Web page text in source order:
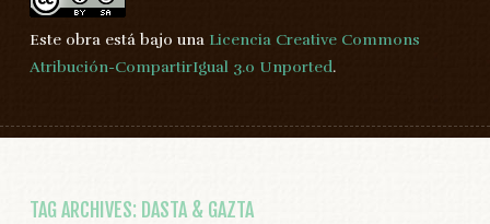
Este obra está bajo una Licencia Creative Commons
Atribución-CompartirIgual 3.0 Unported.
TAG ARCHIVES: DASTA & GAZTA